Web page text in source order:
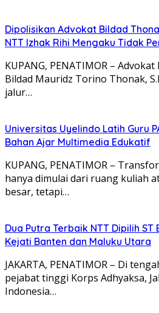
Dipolisikan Advokat Bildad
NTT Izhak Rihi Mengaku Tidak
KUPANG, PENATIMOR –
Bildad Mauridz Torino Thonak,
jalur…
Universitas Uyelindo Latih Guru
Bahan Ajar Multimedia Edukatif
KUPANG, PENATIMOR –
hanya dimulai dari ruang kuliah
besar, tetapi…
Dua Putra Terbaik NTT Dipilih
Kejati Banten dan Maluku Utara
JAKARTA, PENATIMOR – Di
pejabat tinggi Korps Adhyaksa,
Indonesia…